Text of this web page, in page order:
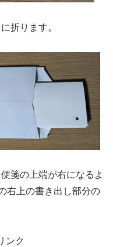
折ります。
箋の上端が右になるよ
右上の書き出し部分の
ンク